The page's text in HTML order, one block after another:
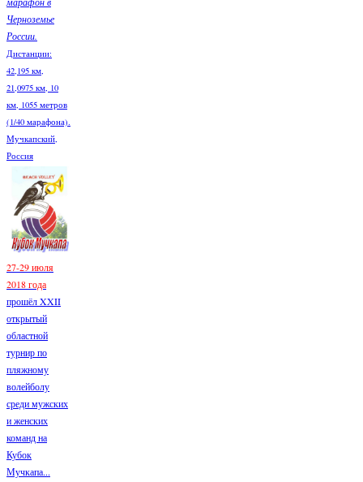
Черноземье
России.
Дистанции:
42,195 км,
21,0975 км, 10
км, 1055 метров
(1/40 марафона).
Мучкапский,
Россия
27-29 июля
2018 года
прошёл XXII
открытый
областной
турнир по
пляжному
волейболу
среди мужских
и женских
команд на
Кубок
Мучкапа...